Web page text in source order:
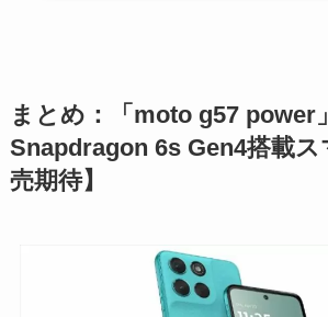
まとめ：「moto g57 power
Snapdragon 6s Gen4搭載ス
売期待】